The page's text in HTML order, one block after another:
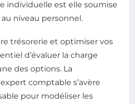
individuelle est elle soumise
niveau personnel.
trésorerie et optimiser vos
d’évaluer la charge
des options. La
comptable s’avère
pour modéliser les